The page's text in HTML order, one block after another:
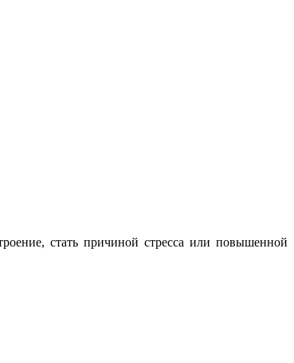
стать причиной стресса или повышенной